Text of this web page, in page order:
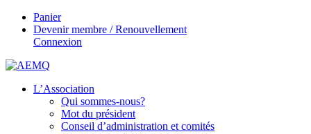
Panier
Devenir membre / Renouvellement
Connexion
L’Association
Qui sommes-nous?
Mot du président
Conseil d’administration et comités